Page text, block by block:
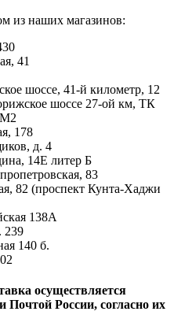
из наших магазинов:
41
шоссе, 41-й километр, 12
шоссе 27-ой км, ТК
178
д. 4
14Е литер Б
83
82 (проспект Кунта-Хаджи
138А
239
140 б.
осуществляется
России, согласно их